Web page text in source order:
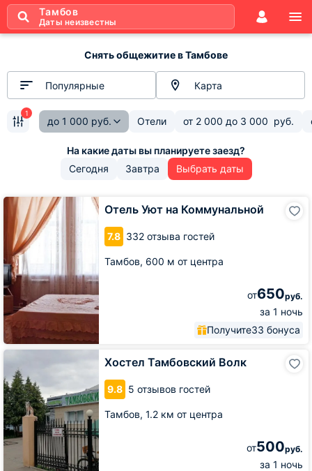
Тамбов
Даты неизвестны
Снять общежитие в Тамбове
Популярные Карта
до 1 000 руб. Отели от 2 000 до 3 000 руб.
1
Сегодня Завтра Выбрать даты
Отель Уют на Коммунальной
7.8 332 отзыва гостей
Тамбов, 600 м от центра
от650руб.
за 1 ночь
Получите33 бонуса
Отель
Уют
Коммунальной
Хостел Тамбовский Волк
9.8 5 отзывов гостей
Тамбов, 1.2 км от центра
от500руб.
за 1 ночь
Хостел
Тамбовский
Волк